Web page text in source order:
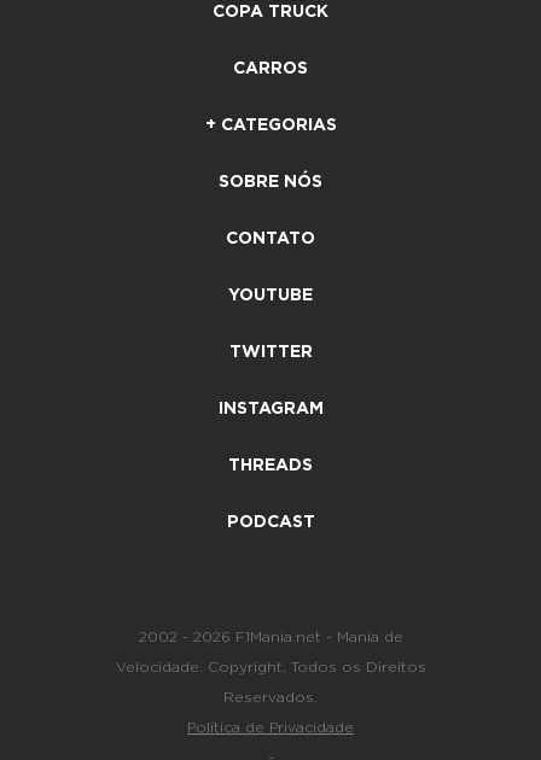
COPA TRUCK
CARROS
+ CATEGORIAS
SOBRE NÓS
CONTATO
YOUTUBE
TWITTER
INSTAGRAM
THREADS
PODCAST
2002 - 2026 F1Mania.net - Mania de
Velocidade. Copyright. Todos os Direitos
Reservados.
Política de Privacidade